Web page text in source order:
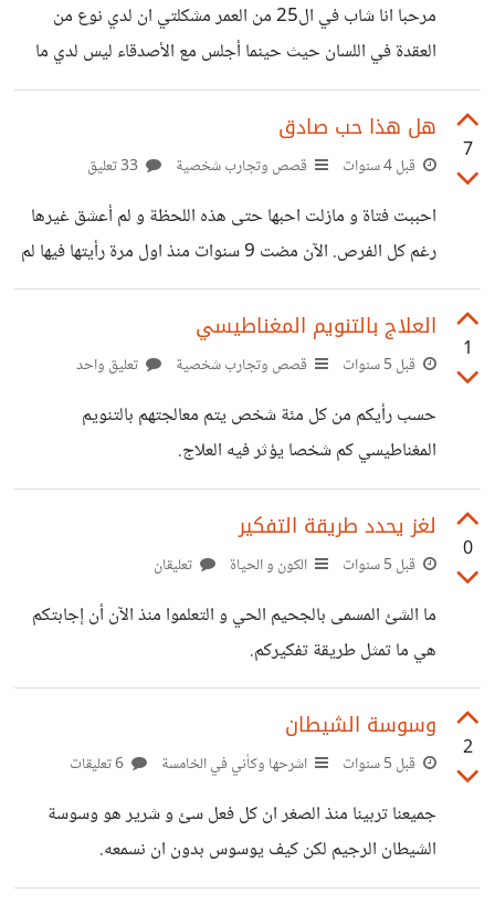
كانت جميع الإختبارات جيدة ما يعني انه يمكنني التبرع اخذت
سريرا و قام الممرض بتركيب
مرحبا انا شاب في ال25 من العمر مشكلتي ان لدي نوع من
العقدة في اللسان حيث حينما أجلس مع الأصدقاء ليس لدي ما
أتحدث به مع الناس الا في الضرورة القصوى حتى أحيانا بعض
الأصدقاء الذين يجلسون معنا لأول مرة بعد مدة يسألونني لماذا
دائما أنا صامت و لا اجد حتى ما أجيب به ربما لأني منذ صغري
يمكنكم القول ان تجاربي في الحياة شبه معدومة يعني ليس لدي
ما أتحدث
7
هل هذا حب صادق
قبل 4 سنوات قصص وتجارب شخصية
احببت فتاة و مازلت احبها حتى هذه اللحظة و لم أعشق غيرها
رغم كل الفرص. الآن مضت 9 سنوات منذ اول مرة رأيتها فيها لم
اخاطبها لدرجة اني لا اعرف صوتها حتى هذه الساعة، لكني
مازلت اراها من فترة لفترة من بعيد، الغريب في الأمر انها تظهر
أمامي في اللحظة التي تروح فيها من عقلي ، شيئان فقط سلبا
في المحاولة لأني كنت خائفا من الفشل أني
1
العلاج بالتنويم المغناطيسي
قبل 5 سنوات قصص وتجارب شخصية تعليق واحد
حسب رأيكم من كل مئة شخص يتم معالجتهم بالتنويم
المغناطيسي كم شخصا يؤثر فيه العلاج.
0
لغز يحدد طريقة التفكير
قبل 5 سنوات الكون و الحياة تعليقان
ما الشئ المسمى بالجحيم الحي و التعلموا منذ الآن أن إجابتكم
هي ما تمثل طريقة تفكيركم.
2
وسوسة الشيطان
قبل 5 سنوات اشرحها وكأني في الخامسة
جميعنا تربينا منذ الصغر ان كل فعل سئ و شرير هو وسوسة
الشيطان الرجيم لكن كيف يوسوس بدون ان نسمعه.